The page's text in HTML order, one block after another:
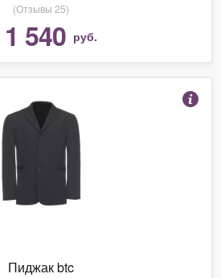
(Отзывы 25)
1 540 руб.
Пиджак btc